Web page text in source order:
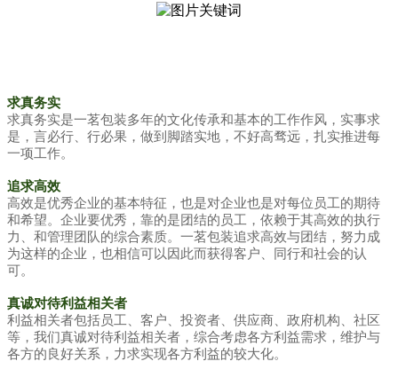
求真务实
求真务实是一茗包装多年的文化传承和基本的工作作风，实事求
是，言必行、行必果，做到脚踏实地，不好高骛远，扎实推进每
一项工作。
追求高效
高效是优秀企业的基本特征，也是对企业也是对每位员工的期待
和希望。企业要优秀，靠的是团结的员工，依赖于其高效的执行
力、和管理团队的综合素质。一茗包装追求高效与团结，努力成
为这样的企业，也相信可以因此而获得客户、同行和社会的认
可。
真诚对待利益相关者
利益相关者包括员工、客户、投资者、供应商、政府机构、社区
等，我们真诚对待利益相关者，综合考虑各方利益需求，维护与
各方的良好关系，力求实现各方利益的较大化。